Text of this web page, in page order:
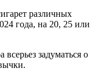
различных
года, на 20, 25 или
задуматься о